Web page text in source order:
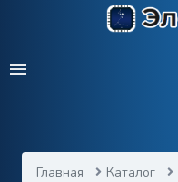
Главная Каталог